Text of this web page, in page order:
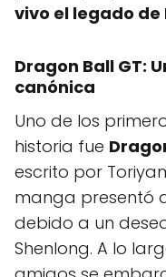
vivo el legado de
Dragon Ball GT:
canónica
Uno de los
historia fue
escrito por
manga presentó
debido a un
Shenlong. A lo